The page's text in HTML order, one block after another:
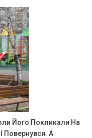
Його Покликали На
Повернувся. А